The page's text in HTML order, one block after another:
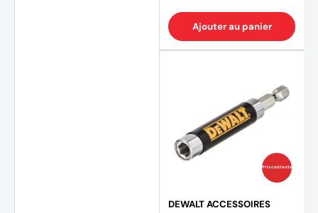
Ajouter au panier
Prix coûtants
DEWALT ACCESSOIRES